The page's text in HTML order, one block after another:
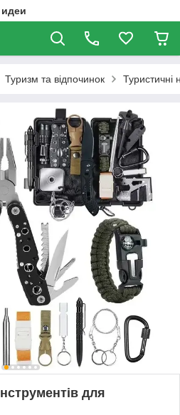
Туризм та відпочинок Туристичні
для